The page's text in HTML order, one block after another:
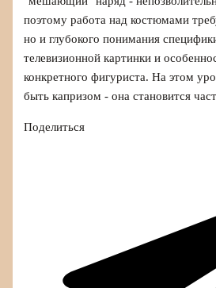
поэтому работа над костюмами
но и глубокого понимания
телевизионной картинки и
конкретного фигуриста. На этом
быть капризом - она становится
Поделиться